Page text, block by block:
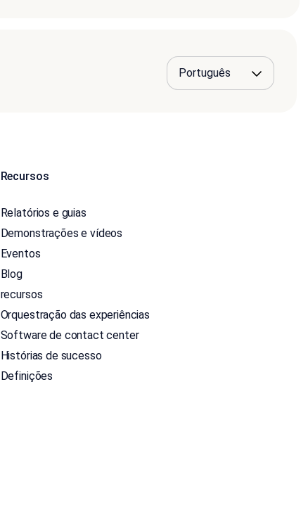
Recursos
Relatórios e guias
Demonstrações e vídeos
Eventos
Blog
recursos
Orquestração das experiências
Software de contact center
Histórias de sucesso
Definições